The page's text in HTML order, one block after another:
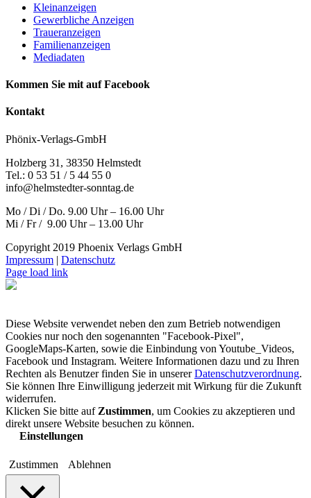
Kleinanzeigen
Gewerbliche Anzeigen
Traueranzeigen
Familienanzeigen
Mediadaten
Kommen Sie mit auf Facebook
Kontakt
Phönix-Verlags-GmbH
Holzberg 31, 38350 Helmstedt
Tel.: 0 53 51 / 5 44 55 0
info@helmstedter-sonntag.de
Mo / Di / Do. 9.00 Uhr – 16.00 Uhr
Mi / Fr / 9.00 Uhr – 13.00 Uhr
Copyright 2019 Phoenix Verlags GmbH
Impressum | Datenschutz
Page load link
Diese Website verwendet neben den zum Betrieb notwendigen
Cookies nur noch den sogenannten "Facebook-Pixel",
GoogleMaps-Karten, sowie die Einbindung von Youtube_Videos,
Facebook und Instagram. Weitere Informationen dazu und zu Ihren
Rechten als Benutzer finden Sie in unsererDatenschutzverordnung.
Sie können Ihre Einwilligung jederzeit mit Wirkung für die Zukunft
widerrufen.
Klicken Sie bitte auf Zustimmen, um Cookies zu akzeptieren und
direkt unsere Website besuchen zu können.
Einstellungen
Zustimmen Ablehnen